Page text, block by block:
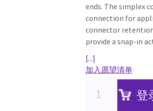
ends. The simplex
connection for
connector
provide a snap-in
[...]
加入愿望清单
登